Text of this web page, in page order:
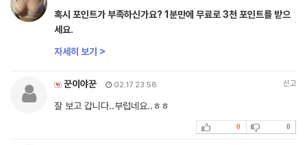
혹시 포인트가 부족하신가요? 1분만에 무료로 3천 포인트를 받으
세요.
자세히 보기 >
꾼이야꾼 02.17 23:58 신고
잘 보고 갑니다..부럽네요..ㅎㅎ
0 0